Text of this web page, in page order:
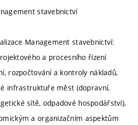
stavebnictví
Management stavebnictví:
a procesního řízení
rozpočtování a kontroly nákladů,
infrastruktuře měst (dopravní,
sítě, odpadové hospodářství),
a organizačním aspektům